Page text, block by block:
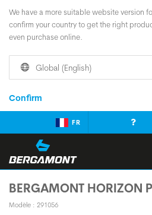
We have a more suitable website version
confirm your country to get the right
even purchase online.
Global (English)
Confirm
FR
BERGAMONT HORIZON
Modèle : 291056